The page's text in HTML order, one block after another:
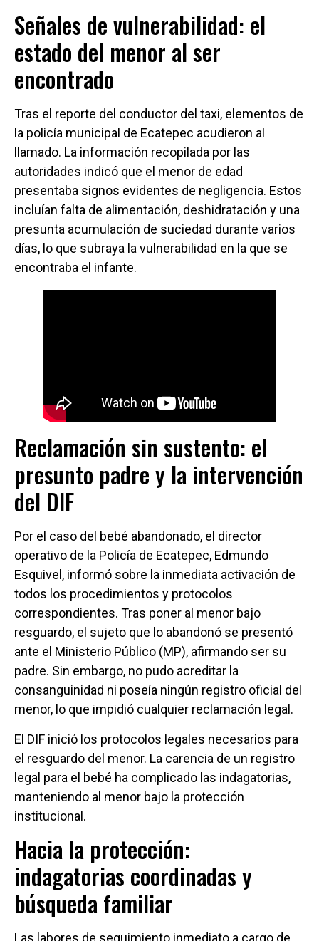
Señales de vulnerabilidad: el
estado del menor al ser
encontrado
Tras el reporte del conductor del taxi, elementos de
la policía municipal de Ecatepec acudieron al
llamado. La información recopilada por las
autoridades indicó que el menor de edad
presentaba signos evidentes de negligencia. Estos
incluían falta de alimentación, deshidratación y una
presunta acumulación de suciedad durante varios
días, lo que subraya la vulnerabilidad en la que se
encontraba el infante.
Reclamación sin sustento: el
presunto padre y la intervención
del DIF
Por el caso del bebé abandonado, el director
operativo de la Policía de Ecatepec, Edmundo
Esquivel, informó sobre la inmediata activación de
todos los procedimientos y protocolos
correspondientes. Tras poner al menor bajo
resguardo, el sujeto que lo abandonó se presentó
ante el Ministerio Público (MP), afirmando ser su
padre. Sin embargo, no pudo acreditar la
consanguinidad ni poseía ningún registro oficial del
menor, lo que impidió cualquier reclamación legal.
El DIF inició los protocolos legales necesarios para
el resguardo del menor. La carencia de un registro
legal para el bebé ha complicado las indagatorias,
manteniendo al menor bajo la protección
institucional.
Hacia la protección:
indagatorias coordinadas y
búsqueda familiar
Las labores de seguimiento inmediato a cargo de